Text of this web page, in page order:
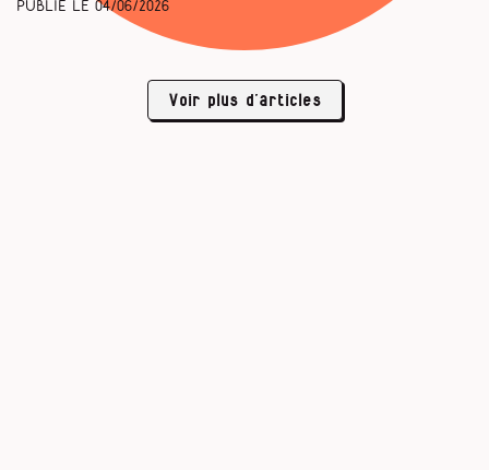
Publié le 04/06/2026
Voir plus d’articles